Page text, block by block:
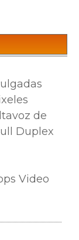
de
Duplex
Video